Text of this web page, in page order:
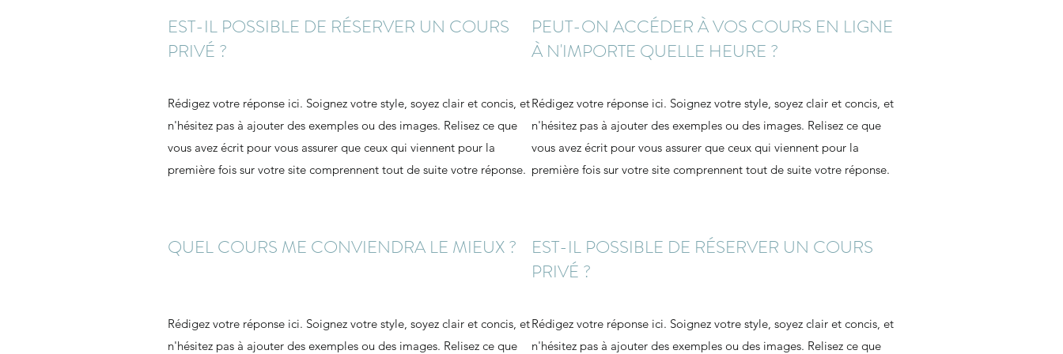
EST-IL POSSIBLE DE RÉSERVER UN COURS
PRIVÉ ?
Rédigez votre réponse ici. Soignez votre style, soyez clair et concis, et
n'hésitez pas à ajouter des exemples ou des images. Relisez ce que
vous avez écrit pour vous assurer que ceux qui viennent pour la
première fois sur votre site comprennent tout de suite votre réponse.
PEUT-ON ACCÉDER À VOS COURS EN LIGNE
À N'IMPORTE QUELLE HEURE ?
Rédigez votre réponse ici. Soignez votre style, soyez clair et concis, et
n'hésitez pas à ajouter des exemples ou des images. Relisez ce que
vous avez écrit pour vous assurer que ceux qui viennent pour la
première fois sur votre site comprennent tout de suite votre réponse.
QUEL COURS ME CONVIENDRA LE MIEUX ?
Rédigez votre réponse ici. Soignez votre style, soyez clair et concis, et
n'hésitez pas à ajouter des exemples ou des images. Relisez ce que
EST-IL POSSIBLE DE RÉSERVER UN COURS
PRIVÉ ?
Rédigez votre réponse ici. Soignez votre style, soyez clair et concis, et
n'hésitez pas à ajouter des exemples ou des images. Relisez ce que